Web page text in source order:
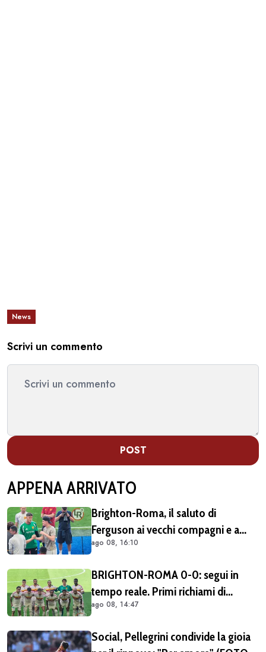
News
Scrivi un commento
POST
APPENA ARRIVATO
Brighton-Roma, il saluto di
Ferguson ai vecchi compagni e a
Gasperini (FOTO e VIDEO)
ago 08, 16:10
BRIGHTON-ROMA 0-0: segui in
tempo reale. Primi richiami di
Gasperini per l'avvio non
ago 08, 14:47
Social, Pellegrini condivide la gioia